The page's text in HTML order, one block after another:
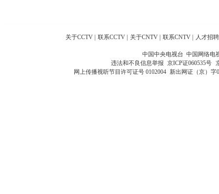
关于CCTV 联系CCTV 关于CNTV 联系CNTV 人才招聘
中国中央电视台 中国网络电
违法和不良信息举报 京ICP证060535号
网上传播视听节目许可证号 0102004 新出网证（京）